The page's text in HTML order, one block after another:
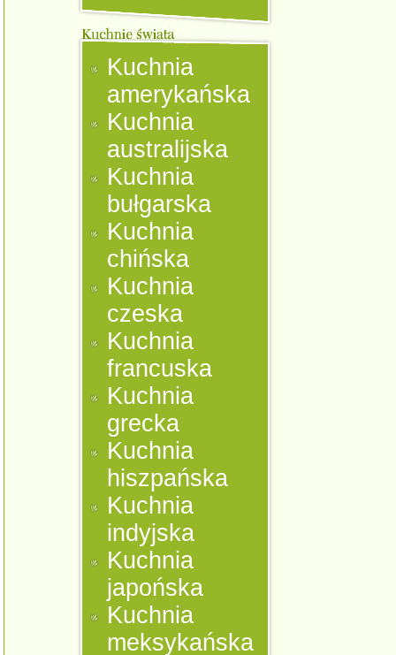
Kuchnia
amerykańska
Kuchnia
australijska
Kuchnia
bułgarska
Kuchnia
chińska
Kuchnia
czeska
Kuchnia
francuska
Kuchnia
grecka
Kuchnia
hiszpańska
Kuchnia
indyjska
Kuchnia
japońska
Kuchnia
meksykańska